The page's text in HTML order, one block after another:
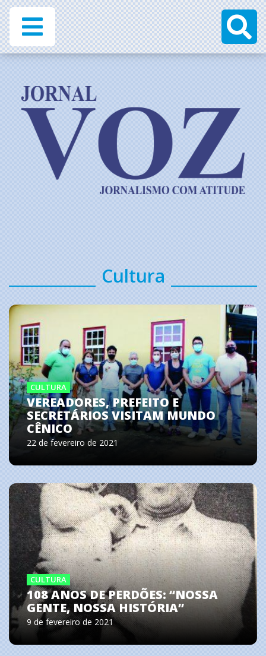
Cultura
CULTURA
VEREADORES, PREFEITO E
SECRETÁRIOS VISITAM MUNDO
CÊNICO
22 de fevereiro de 2021
CULTURA
108 ANOS DE PERDÕES: ‘‘NOSSA
GENTE, NOSSA HISTÓRIA’’
9 de fevereiro de 2021